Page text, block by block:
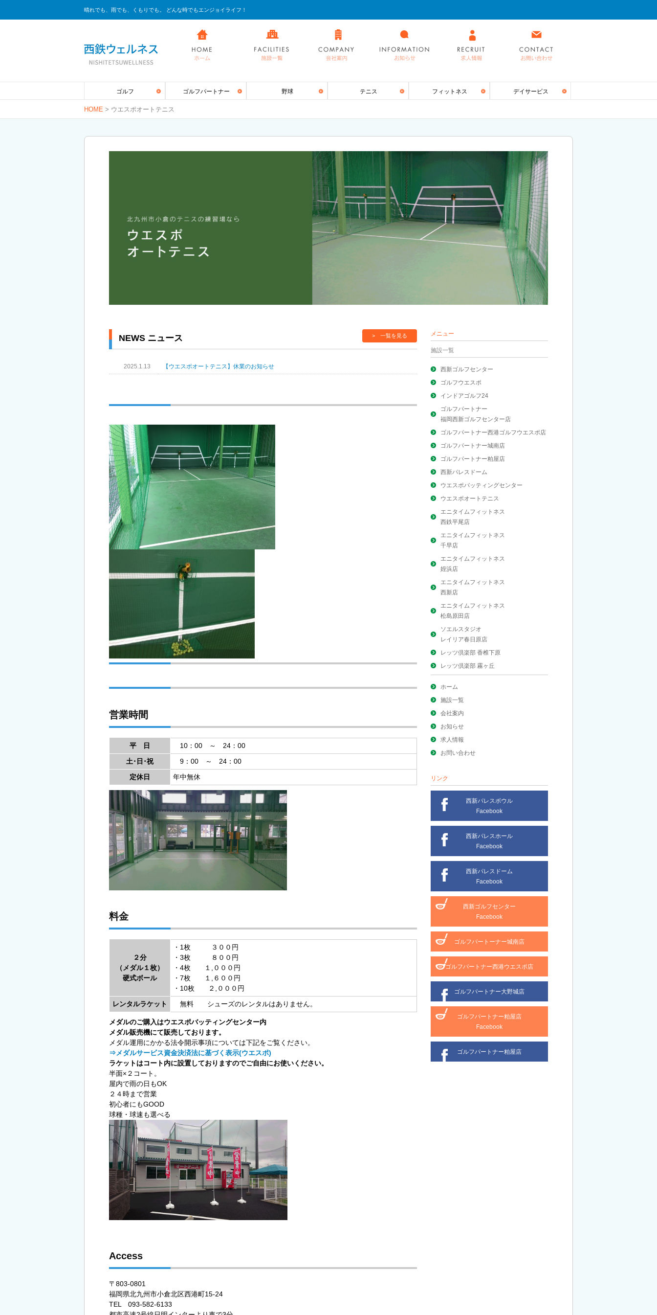
晴れでも、雨でも、くもりでも。 どんな時でもエンジョイライフ！
ゴルフ ゴルフパートナー 野球 テニス フィットネス デイサービス
HOME > ウエスポオートテニス
> 一覧を見る
NEWS ニュース
2025.1.13 【ウエスポオートテニス】休業のお知らせ
営業時間
平 日
10：00 ～ 24：00
土･日･祝
9：00 ～ 24：00
定休日
年中無休
料金
２分
（メダル１枚）
硬式ボール
・1枚 ３００円
・3枚 ８００円
・4枚 １,０００円
・7枚 １,６００円
・10枚 ２,０００円
レンタルラケット
無料 シューズのレンタルはありません。
メダルのご購入はウエスポバッティングセンター内
メダル販売機にて販売しております。
メダル運用にかかる法令開示事項については下記をご覧ください。
⇒メダルサービス資金決済法に基づく表示(ウエスポ)
ラケットはコート内に設置しておりますのでご自由にお使いください。
半面×２コート。
屋内で雨の日もOK
２４時まで営業
初心者にもGOOD
球種・球速も選べる
Access
〒803-0801
福岡県北九州市小倉北区西港町15-24
TEL 093-582-6133
メニュー
施設一覧
西新ゴルフセンター
ゴルフウエスポ
インドアゴルフ24
ゴルフパートナー
福岡西新ゴルフセンター店
ゴルフパートナー西港ゴルフウエスポ店
ゴルフパートナー城南店
ゴルフパートナー粕屋店
西新パレスドーム
ウエスポバッティングセンター
ウエスポオートテニス
エニタイムフィットネス
西鉄平尾店
エニタイムフィットネス
千早店
エニタイムフィットネス
姪浜店
エニタイムフィットネス
西新店
エニタイムフィットネス
松島原田店
ソエルスタジオ
レイリア春日原店
レッツ倶楽部 香椎下原
レッツ倶楽部 霧ヶ丘
ホーム
施設一覧
会社案内
お知らせ
求人情報
お問い合わせ
リンク
西新パレスボウル
Facebook
西新パレスホール
Facebook
西新パレスドーム
Facebook
西新ゴルフセンター
Facebook
ゴルフパートーナー城南店
ゴルフパートナー西港ウエスポ店
ゴルフパートナー大野城店
ゴルフパートナー粕屋店
Facebook
ゴルフパートナー粕屋店